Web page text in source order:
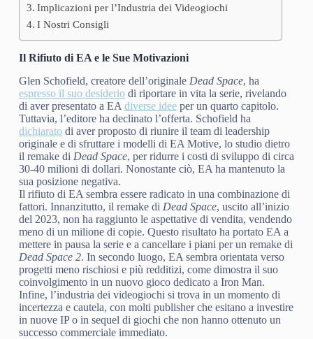
Implicazioni per l’Industria dei Videogiochi
I Nostri Consigli
Il Rifiuto di EA e le Sue Motivazioni
Glen Schofield, creatore dell’originale Dead Space, ha
espresso il suo desideriodi riportare in vita la serie, rivelando
di aver presentato a EA diverse ideeper un quarto capitolo.
Tuttavia, l’editore ha declinato l’offerta. Schofield ha
dichiaratodi aver proposto di riunire il team di leadership
originale e di sfruttare i modelli di EA Motive, lo studio dietro
il remake di Dead Space, per ridurre i costi di sviluppo di circa
30-40 milioni di dollari. Nonostante ciò, EA ha mantenuto la
sua posizione negativa.
Il rifiuto di EA sembra essere radicato in una combinazione di
fattori. Innanzitutto, il remake di Dead Space, uscito all’inizio
del 2023, non ha raggiunto le aspettative di vendita, vendendo
meno di un milione di copie. Questo risultato ha portato EA a
mettere in pausa la serie e a cancellare i piani per un remake di
Dead Space 2. In secondo luogo, EA sembra orientata verso
progetti meno rischiosi e più redditizi, come dimostra il suo
coinvolgimento in un nuovo gioco dedicato a Iron Man.
Infine, l’industria dei videogiochi si trova in un momento di
incertezza e cautela, con molti publisher che esitano a investire
in nuove IP o in sequel di giochi che non hanno ottenuto un
successo commerciale immediato.